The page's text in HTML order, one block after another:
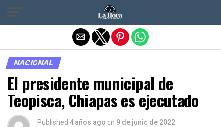
NACIONAL
El presidente municipal de
Teopisca, Chiapas es ejecutado
Published 4 años ago on 9 de junio de 2022
Salir de la versión móvil